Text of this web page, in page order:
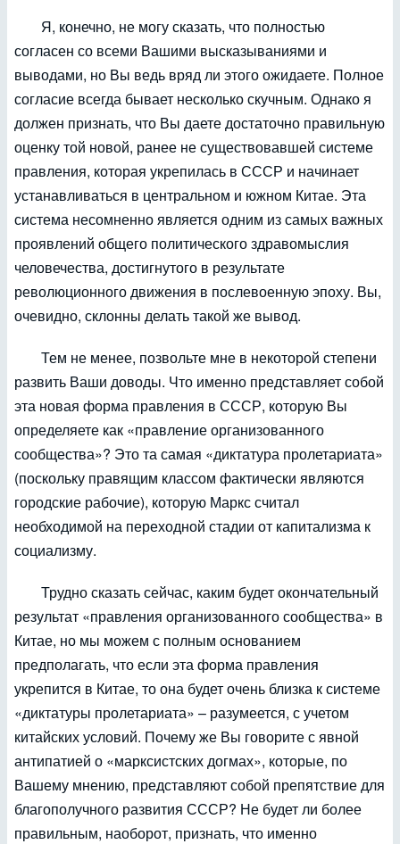
Я, конечно, не могу сказать, что полностью
согласен со всеми Вашими высказываниями и
выводами, но Вы ведь вряд ли этого ожидаете. Полное
согласие всегда бывает несколько скучным. Однако я
должен признать, что Вы даете достаточно правильную
оценку той новой, ранее не существовавшей системе
правления, которая укрепилась в СССР и начинает
устанавливаться в центральном и южном Китае. Эта
система несомненно является одним из самых важных
проявлений общего политического здравомыслия
человечества, достигнутого в результате
революционного движения в послевоенную эпоху. Вы,
очевидно, склонны делать такой же вывод.
Тем не менее, позвольте мне в некоторой степени
развить Ваши доводы. Что именно представляет собой
эта новая форма правления в СССР, которую Вы
определяете как «правление организованного
сообщества»? Это та самая «диктатура пролетариата»
(поскольку правящим классом фактически являются
городские рабочие), которую Маркс считал
необходимой на переходной стадии от капитализма к
социализму.
Трудно сказать сейчас, каким будет окончательный
результат «правления организованного сообщества» в
Китае, но мы можем с полным основанием
предполагать, что если эта форма правления
укрепится в Китае, то она будет очень близка к системе
«диктатуры пролетариата» – разумеется, с учетом
китайских условий. Почему же Вы говорите с явной
антипатией о «марксистских догмах», которые, по
Вашему мнению, представляют собой препятствие для
благополучного развития СССР? Не будет ли более
правильным, наоборот, признать, что именно